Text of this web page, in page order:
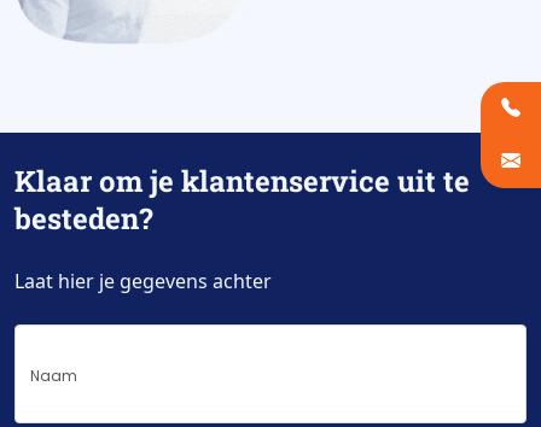
Klaar om je klantenservice uit te
besteden?
Laat hier je gegevens achter
Naam